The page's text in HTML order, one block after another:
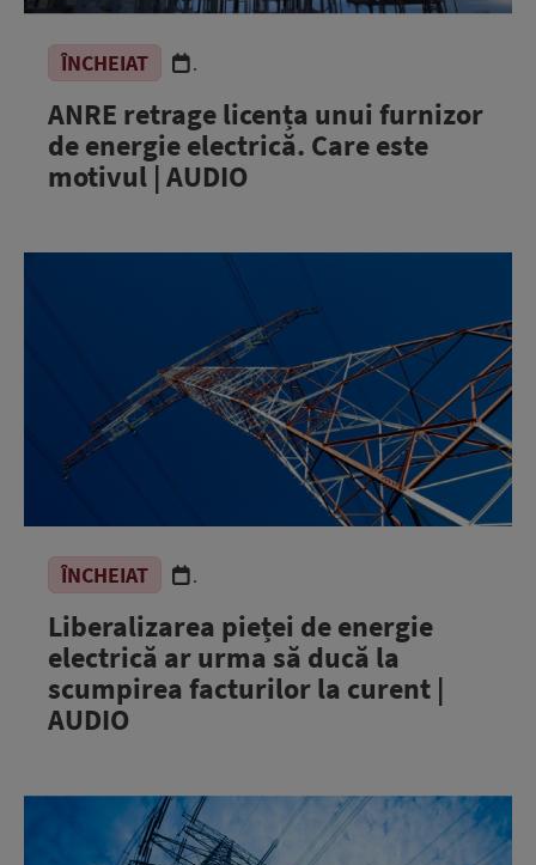
ÎNCHEIAT .
ANRE retrage licența unui furnizor
de energie electrică. Care este
motivul | AUDIO
ÎNCHEIAT .
Liberalizarea pieței de energie
electrică ar urma să ducă la
scumpirea facturilor la curent |
AUDIO